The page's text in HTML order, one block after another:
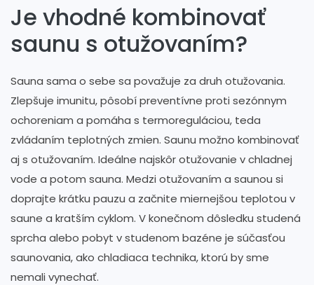
Je vhodné kombinovať
saunu s otužovaním?
Sauna sama o sebe sa považuje za druh otužovania.
Zlepšuje imunitu, pôsobí preventívne proti sezónnym
ochoreniam a pomáha s termoreguláciou, teda
zvládaním teplotných zmien. Saunu možno kombinovať
aj s otužovaním. Ideálne najskôr otužovanie v chladnej
vode a potom sauna. Medzi otužovaním a saunou si
doprajte krátku pauzu a začnite miernejšou teplotou v
saune a kratším cyklom. V konečnom dôsledku studená
sprcha alebo pobyt v studenom bazéne je súčasťou
saunovania, ako chladiaca technika, ktorú by sme
nemali vynechať.